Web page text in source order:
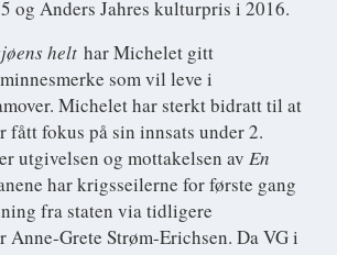
og Anders Jahres kulturpris i 2016.
helt har Michelet gitt
som vil leve i
Michelet har sterkt bidratt til at
fått fokus på sin innsats under 2.
utgivelsen og mottakelsen av En
har krigsseilerne for første gang
fra staten via tidligere
Anne-Grete Strøm-Erichsen. Da VG i